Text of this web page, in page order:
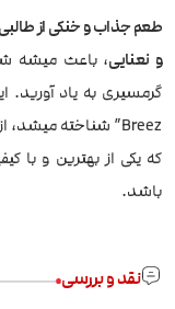
طعم جذاب و خنکی از
و نعنایی، باعث میشه
که یکی از بهترین و با
باشد.
نقد و بررسی